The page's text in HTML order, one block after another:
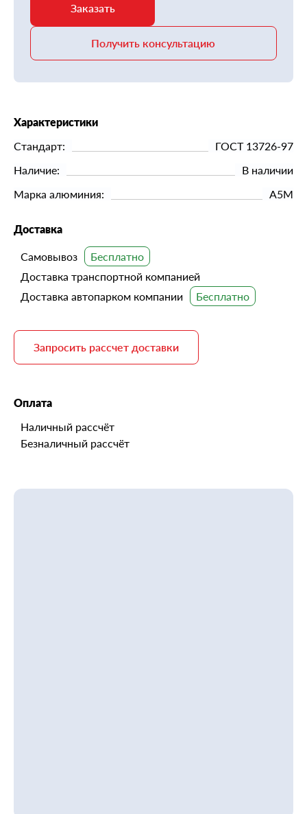
Заказать
Получить консультацию
Характеристики
Стандарт:
ГОСТ 13726-97
Наличие:
В наличии
Марка алюминия:
А5М
Доставка
Самовывоз
Доставка транспортной компанией
Доставка автопарком компании
Запросить рассчет доставки
Оплата
Наличный рассчёт
Безналичный рассчёт